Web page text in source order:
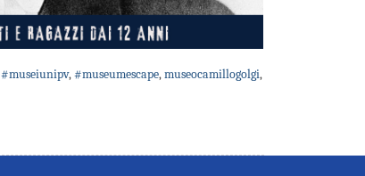
#museiunipv,#museumescape,museocamillogolgi,